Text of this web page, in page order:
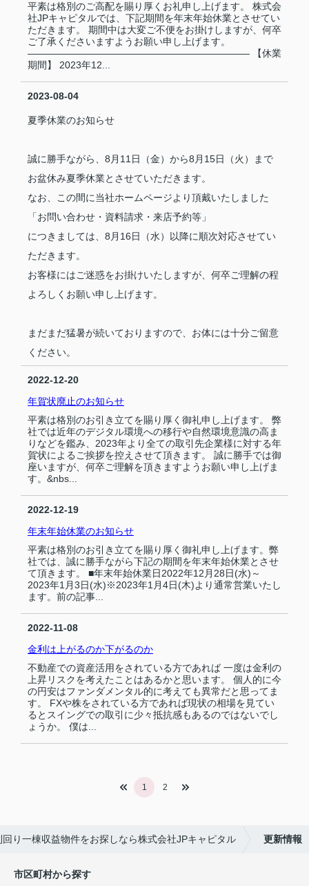
平素は格別のご高配を賜り厚くお礼申し上げます。 株式会
社JPキャピタルでは、下記期間を年末年始休業とさせてい
ただきます。 期間中は大変ご不便をお掛けしますが、何卒
ご了承くださいますようお願い申し上げます。
――――――――――――――――――――――― 【休業
期間】 2023年12...
2023-08-04
夏季休業のお知らせ
誠に勝手ながら、8月11日（金）から8月15日（火）まで
お盆休み夏季休業とさせていただきます。
なお、この間に当社ホームページより頂戴いたしました
「お問い合わせ・資料請求・来店予約等」
につきましては、8月16日（水）以降に順次対応させてい
ただきます。
お客様にはご迷惑をお掛けいたしますが、何卒ご理解の程
よろしくお願い申し上げます。
まだまだ猛暑が続いておりますので、お体には十分ご留意
ください。
2022-12-20
年賀状廃止のお知らせ
平素は格別のお引き立てを賜り厚く御礼申し上げます。 弊
社では近年のデジタル環境への移行や自然環境意識の高ま
りなどを鑑み、2023年より全ての取引先企業様に対する年
賀状によるご挨拶を控えさせて頂きます。 誠に勝手では御
座いますが、何卒ご理解を頂きますようお願い申し上げま
す。&nbs...
2022-12-19
年末年始休業のお知らせ
平素は格別のお引き立てを賜り厚く御礼申し上げます。弊
社では、誠に勝手ながら下記の期間を年末年始休業とさせ
て頂きます。 ■年末年始休業日2022年12月28日(水)～
2023年1月3日(水)※2023年1月4日(木)より通常営業いたし
ます。前の記事...
2022-11-08
金利は上がるのか下がるのか
不動産での資産活用をされている方であれば 一度は金利の
上昇リスクを考えたことはあるかと思います。 個人的に今
の円安はファンダメンタル的に考えても異常だと思ってま
す。 FXや株をされている方であれば現状の相場を見てい
るとスイングでの取引に少々抵抗感もあるのではないでし
ょうか。 僕は...
1 2
り一棟収益物件をお探しなら株式会社JPキャピタル 更新情報
市区町村から探す